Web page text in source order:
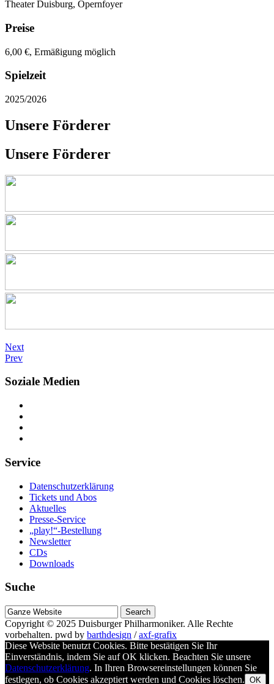
Theater Duisburg, Opernfoyer
Preise
6,00 €, Ermäßigung möglich
Spielzeit
2025/2026
Unsere Förderer
Unsere Förderer
Next
Prev
Soziale Medien
Service
Datenschutzerklärung
Tickets und Abos
Aktuelles
Presse-Service
„play!“-Bestellung
Newsletter
CDs
Downloads
Suche
Suche
nach
Copyright © 2025 Duisburger Philharmoniker. Alle Rechte
vorbehalten. pwd by barthdesign /axf-grafix
Diese Website benutzt Cookies. Bitte bestätigen Sie Ihr
Einverständnis, indem Sie auf OK klicken. Beachten Sie unsere
Datenschutzerklärung. In Ihren Browsereinstellungen können Sie
festlegen, ob Cookies akzeptiert werden und Cookies löschen. OK